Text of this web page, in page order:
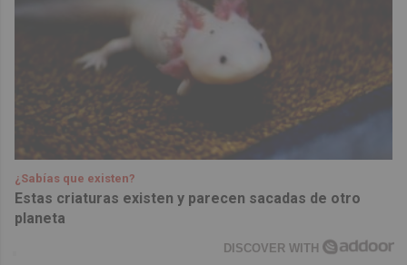
¿Sabías que existen?
Estas criaturas existen y parecen sacadas de otro
planeta
DISCOVER WITH